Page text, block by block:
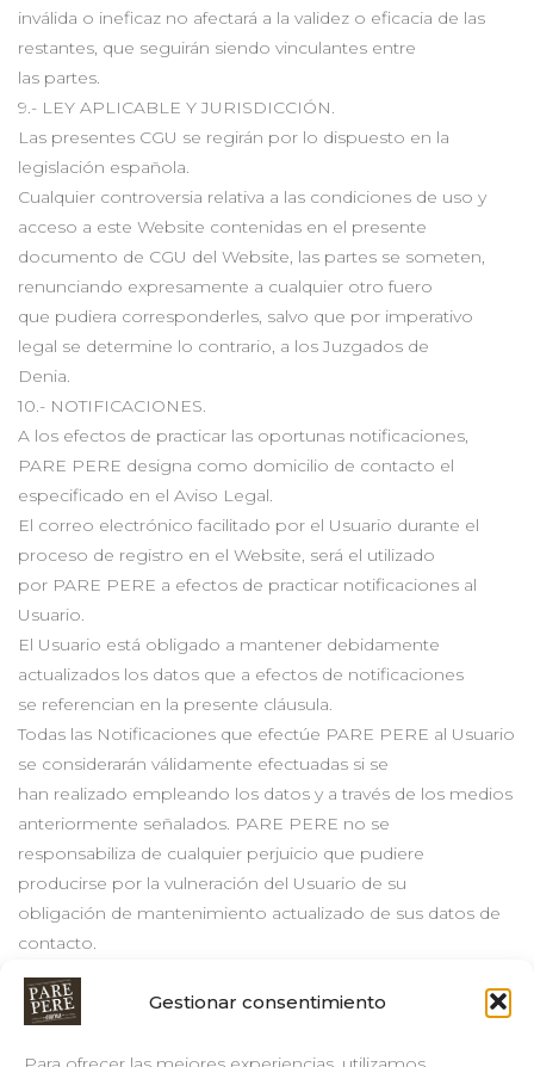
Gestionar consentimiento
inválida o ineficaz no afectará a la validez o eficacia de las
restantes, que seguirán siendo vinculantes entre
las partes.
9.- LEY APLICABLE Y JURISDICCIÓN.
Las presentes CGU se regirán por lo dispuesto en la
legislación española.
Cualquier controversia relativa a las condiciones de uso y
acceso a este Website contenidas en el presente
documento de CGU del Website, las partes se someten,
renunciando expresamente a cualquier otro fuero
que pudiera corresponderles, salvo que por imperativo
legal se determine lo contrario, a los Juzgados de
Denia.
10.- NOTIFICACIONES.
A los efectos de practicar las oportunas notificaciones,
PARE PERE designa como domicilio de contacto el
especificado en el Aviso Legal.
El correo electrónico facilitado por el Usuario durante el
proceso de registro en el Website, será el utilizado
por PARE PERE a efectos de practicar notificaciones al
Usuario.
El Usuario está obligado a mantener debidamente
actualizados los datos que a efectos de notificaciones
se referencian en la presente cláusula.
Todas las Notificaciones que efectúe PARE PERE al Usuario
se considerarán válidamente efectuadas si se
han realizado empleando los datos y a través de los medios
anteriormente señalados. PARE PERE no se
responsabiliza de cualquier perjuicio que pudiere
producirse por la vulneración del Usuario de su
obligación de mantenimiento actualizado de sus datos de
contacto.